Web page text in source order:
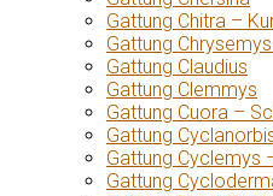
Gattung Chitra –
Gattung
Gattung Claudius
Gattung Clemmys
Gattung Cuora –
Gattung
Gattung Cyclemys
Gattung